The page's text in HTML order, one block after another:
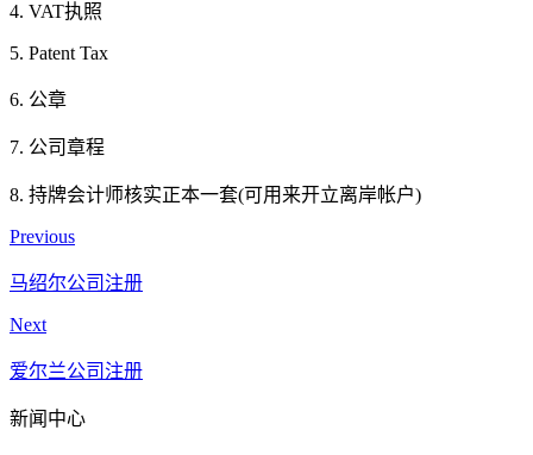
4. VAT执照
5. Patent Tax
6. 公章
7. 公司章程
8. 持牌会计师核实正本一套(可用来开立离岸帐户)
Previous
马绍尔公司注册
Next
爱尔兰公司注册
新闻中心